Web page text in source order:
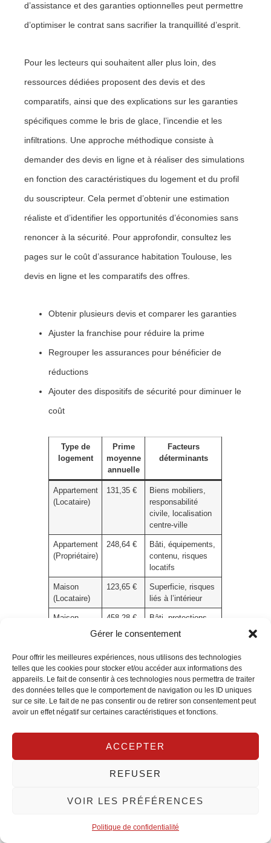
Gérer le consentement
Pour offrir les meilleures expériences, nous utilisons des technologies
telles que les cookies pour stocker et/ou accéder aux informations des
appareils. Le fait de consentir à ces technologies nous permettra de traiter
des données telles que le comportement de navigation ou les ID uniques
sur ce site. Le fait de ne pas consentir ou de retirer son consentement peut
avoir un effet négatif sur certaines caractéristiques et fonctions.
ACCEPTER
REFUSER
VOIR LES PRÉFÉRENCES
Politique de confidentialité
d’assistance et des garanties optionnelles peut permettre
d’optimiser le contrat sans sacrifier la tranquillité d’esprit.
Pour les lecteurs qui souhaitent aller plus loin, des
ressources dédiées proposent des devis et des
comparatifs, ainsi que des explications sur les garanties
spécifiques comme le bris de glace, l’incendie et les
infiltrations. Une approche méthodique consiste à
demander des devis en ligne et à réaliser des simulations
en fonction des caractéristiques du logement et du profil
du souscripteur. Cela permet d’obtenir une estimation
réaliste et d’identifier les opportunités d’économies sans
renoncer à la sécurité. Pour approfondir, consultez les
pages sur le coût d’assurance habitation Toulouse, les
devis en ligne et les comparatifs des offres.
Obtenir plusieurs devis et comparer les garanties
Ajuster la franchise pour réduire la prime
Regrouper les assurances pour bénéficier de
réductions
Ajouter des dispositifs de sécurité pour diminuer le
coût
Type de
logement
Prime
moyenne
annuelle
Facteurs
déterminants
Appartement
(Locataire)
131,35 €
Biens mobiliers,
responsabilité
civile, localisation
centre-ville
Appartement
(Propriétaire)
248,64 €
Bâti, équipements,
contenu, risques
locatifs
Maison
(Locataire)
123,65 €
Superficie, risques
liés à l’intérieur
Maison
(Propriétaire)
458,28 €
Bâti, protections
avancées et
Pour aller plus loin dans l’optimisation des coûts, les
lecteurs peuvent explorer des ressources dédiées telles
que les pages sur les devis, les comparatifs et les payer
et les économies potentielles. Un point clé reste la
sélection des garanties selon les situations et les
une meilleure adéquation entre besoin réel et coût de la